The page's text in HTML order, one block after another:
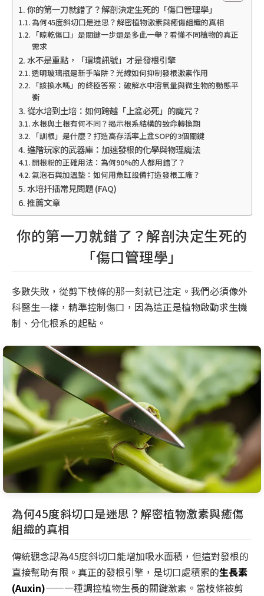
你的第一刀就錯了？解剖決定生死的「傷口管理學」
為何45度斜切口是迷思？解密植物激素與癒傷組織的真相
「晾乾傷口」是關鍵一步還是多此一舉？看懂不同植物的真正
需求
水不是重點，「環境訊號」才是發根引擎
透明玻璃瓶是新手陷阱？光線如何抑制發根激素作用
「該換水嗎」的終極答案：破解水中溶氧量與微生物的動態平
衡
從水培到土培：如何跨越「上盆必死」的魔咒？
水根與土根有何不同？揭示根系結構的致命轉換期
「訓根」是什麼？打造高存活率上盆SOP的3個關鍵
進階玩家的武器庫：加速發根的化學與物理魔法
開根粉的正確用法：為何90%的人都用錯了？
氣泡石與加溫墊：如何用魚缸設備打造發根工廠？
水培扦插常見問題 (FAQ)
推薦文章
你的第一刀就錯了？解剖決定生死的
「傷口管理學」
多數失敗，從剪下枝條的那一刻就已注定。我們必須像外
科醫生一樣，精準控制傷口，因為這正是植物啟動求生機
制、分化根系的起點。
為何45度斜切口是迷思？解密植物激素與癒傷
組織的真相
傳統觀念認為45度斜切口能增加吸水面積，但這對發根的
直接幫助有限。真正的發根引擎，是切口處積累的生長素
(Auxin)——一種調控植物生長的關鍵激素。當枝條被剪